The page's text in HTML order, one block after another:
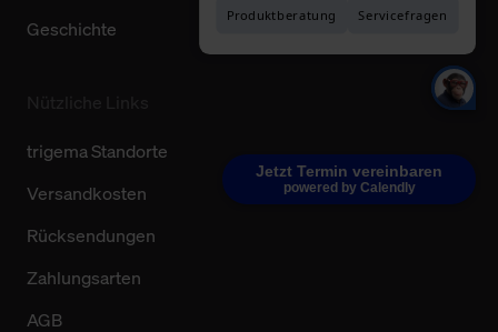
Jetzt Termin vereinbaren
powered by Calendly
Geschichte
trigema Standorte
Versandkosten
Rücksendungen
Zahlungsarten
AGB